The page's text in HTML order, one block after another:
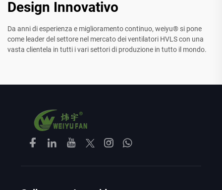
Design Innovativo
Da anni di esperienza e miglioramento continuo, weiyu® si pone
come leader del settore nel mercato dei ventilatori HVLS con una
vasta clientela in tutti i vari settori di produzione in tutto il mondo.